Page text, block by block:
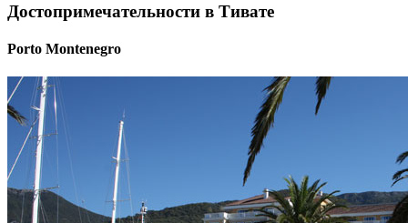
Достопримечательности в Тивате
Porto Montenegro